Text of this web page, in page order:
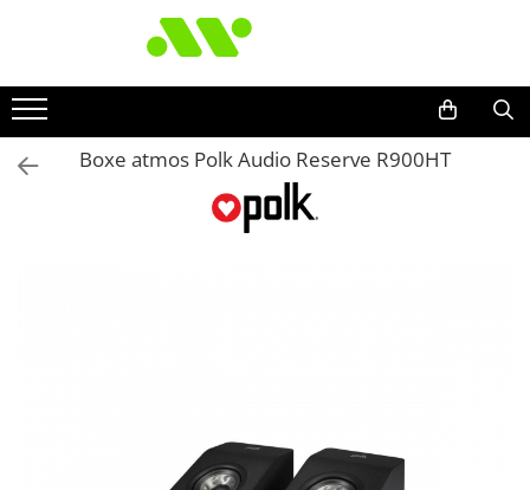
Boxe atmos Polk Audio Reserve R900HT